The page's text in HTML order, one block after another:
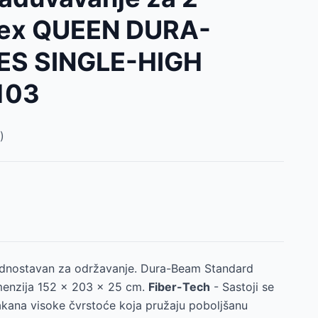
QUEEN DURA-
SINGLE-HIGH
za održavanje. Dura-Beam Standard
152 x 203 x 25 cm. Fiber-Tech - Sastoji se
visoke čvrstoće koja pružaju poboljšanu